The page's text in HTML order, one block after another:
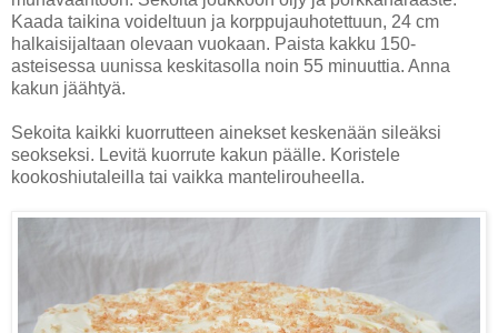
Kaada taikina voideltuun ja korppujauhotettuun, 24 cm
halkaisijaltaan olevaan vuokaan. Paista kakku 150-
asteisessa uunissa keskitasolla noin 55 minuuttia. Anna
kakun jäähtyä.
Sekoita kaikki kuorrutteen ainekset keskenään sileäksi
seokseksi. Levitä kuorrute kakun päälle. Koristele
kookoshiutaleilla tai vaikka mantelirouheella.